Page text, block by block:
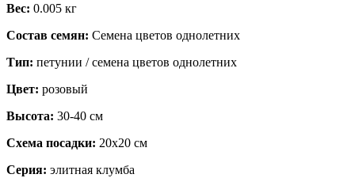
Вес: 0.005 кг
Состав семян: Семена цветов однолетних
Тип: петунии / семена цветов однолетних
Цвет: розовый
Высота: 30-40 см
Схема посадки: 20х20 см
Серия: элитная клумба